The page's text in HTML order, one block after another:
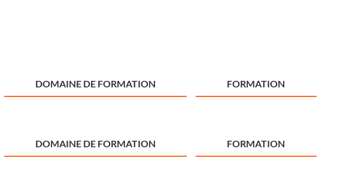
DOMAINE DE FORMATION FORMATION
DOMAINE DE FORMATION FORMATION